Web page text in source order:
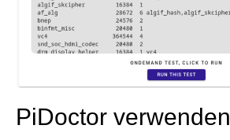
PiDoctor verwenden